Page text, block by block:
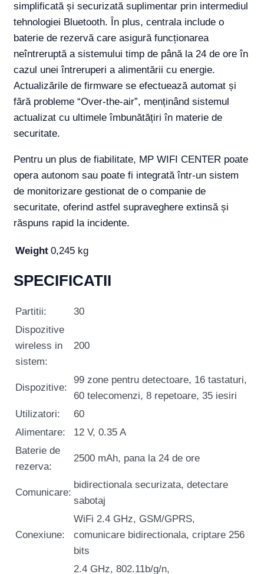
simplificată și securizată suplimentar prin intermediul
tehnologiei Bluetooth. În plus, centrala include o
baterie de rezervă care asigură funcționarea
neîntreruptă a sistemului timp de până la 24 de ore în
cazul unei întreruperi a alimentării cu energie.
Actualizările de firmware se efectuează automat și
fără probleme “Over-the-air”, menținând sistemul
actualizat cu ultimele îmbunătățiri în materie de
securitate.
Pentru un plus de fiabilitate, MP WIFI CENTER poate
opera autonom sau poate fi integrată într-un sistem
de monitorizare gestionat de o companie de
securitate, oferind astfel supraveghere extinsă și
răspuns rapid la incidente.
Weight 0,245 kg
SPECIFICATII
Partitii:
30
Dispozitive
wireless in
sistem:
200
Dispozitive:
99 zone pentru detectoare, 16 tastaturi,
60 telecomenzi, 8 repetoare, 35 iesiri
Utilizatori:
60
Alimentare:
12 V, 0.35 A
Baterie de
rezerva:
2500 mAh, pana la 24 de ore
Comunicare:
bidirectionala securizata, detectare
sabotaj
Conexiune:
WiFi 2.4 GHz, GSM/GPRS,
comunicare bidirectionala, criptare 256
bits
2.4 GHz, 802.11b/g/n,